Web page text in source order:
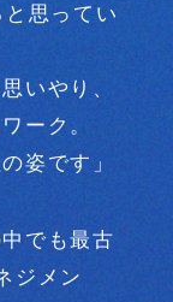
思ってい
いやり、
ーク。
姿です」
でも最古
ジメン